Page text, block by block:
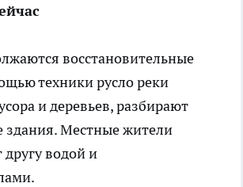
восстановительные
техники русло реки
и деревьев, разбирают
Местные жители
водой и